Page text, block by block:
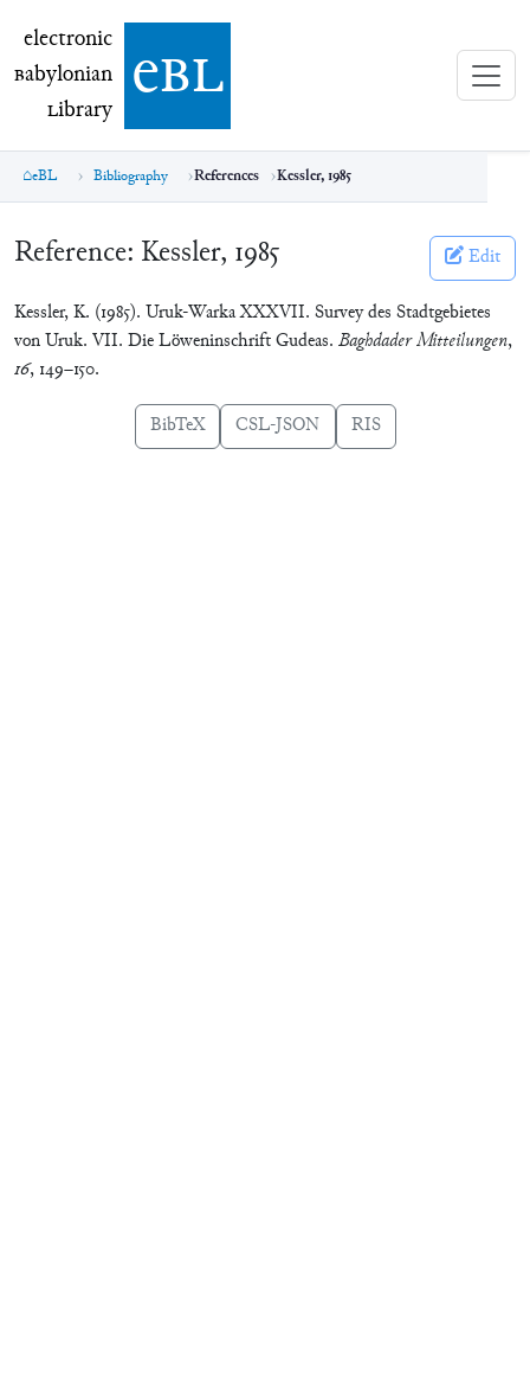
electronic Babylonian Library (eBL)
electronic
Babylonian
Library ebl
eBL Bibliography References Kessler, 1985
Reference: Kessler, 1985 Edit
Kessler, K. (1985). Uruk-Warka XXXVII. Survey des Stadtgebietes
von Uruk. VII. Die Löweninschrift Gudeas. Baghdader Mitteilungen,
16, 149–150.
BibTeX CSL-JSON RIS